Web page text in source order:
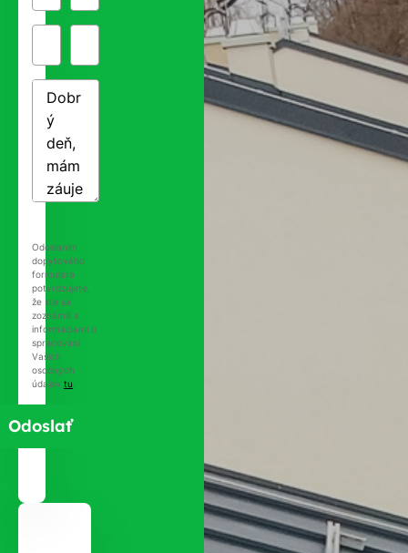
Odoslaním
dopytového
formulára
potvrdzujete,
že ste sa
zoznámili s
informáciami o
spracovaní
Vašich
osobných
údajov tu